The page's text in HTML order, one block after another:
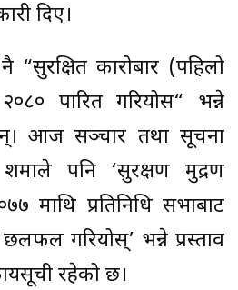
दिए।
कारोबार (पहिलो
पारित गरियोस“ भन्ने
आज सञ्चार तथा सूचना
शर्माले पनि ‘सुरक्षण मुद्रण
माथि प्रतिनिधि सभाबाट
गरियोस्’ भन्ने प्रस्ताव
रहेको छ।